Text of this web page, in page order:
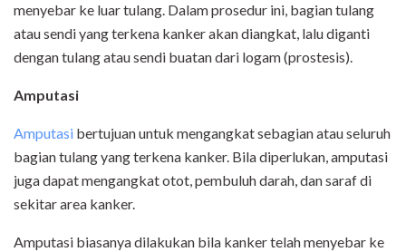
menyebar ke luar tulang. Dalam prosedur ini, bagian tulang
atau sendi yang terkena kanker akan diangkat, lalu diganti
dengan tulang atau sendi buatan dari logam (prostesis).
Amputasi
Amputasi bertujuan untuk mengangkat sebagian atau seluruh
bagian tulang yang terkena kanker. Bila diperlukan, amputasi
juga dapat mengangkat otot, pembuluh darah, dan saraf di
sekitar area kanker.
Amputasi biasanya dilakukan bila kanker telah menyebar ke